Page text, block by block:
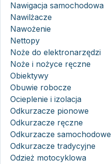
Nawigacja samochodowa
Nawilżacze
Nawożenie
Nettopy
Noże do elektronarzędzi
Noże i nożyce ręczne
Obiektywy
Obuwie robocze
Ocieplenie i izolacja
Odkurzacze pionowe
Odkurzacze ręczne
Odkurzacze samochodowe
Odkurzacze tradycyjne
Odzież motocyklowa